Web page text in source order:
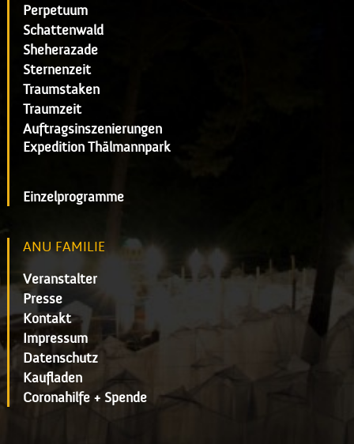
Perpetuum
Schattenwald
Sheherazade
Sternenzeit
Traumstaken
Traumzeit
Auftragsinszenierungen
Expedition Thälmannpark
Einzelprogramme
ANU FAMILIE
Veranstalter
Presse
Kontakt
Impressum
Datenschutz
Kaufladen
Coronahilfe + Spende